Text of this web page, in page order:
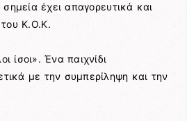
έχει απαγορευτικά και
Κ.Ο.Κ.
ίσοι». Ένα παιχνίδι
με την συμπερίληψη και την